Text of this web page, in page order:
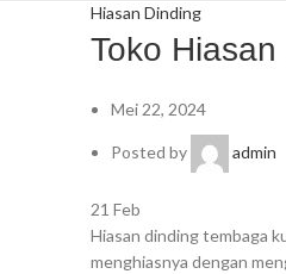
Hiasan Dinding
Toko
Mei 22, 2024
Posted by admin
21 Feb
Hiasan dinding tembaga
menghiasnya dengan